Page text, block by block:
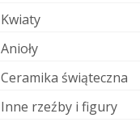
Kwiaty
Anioły
Ceramika świąteczna
Inne rzeźby i figury